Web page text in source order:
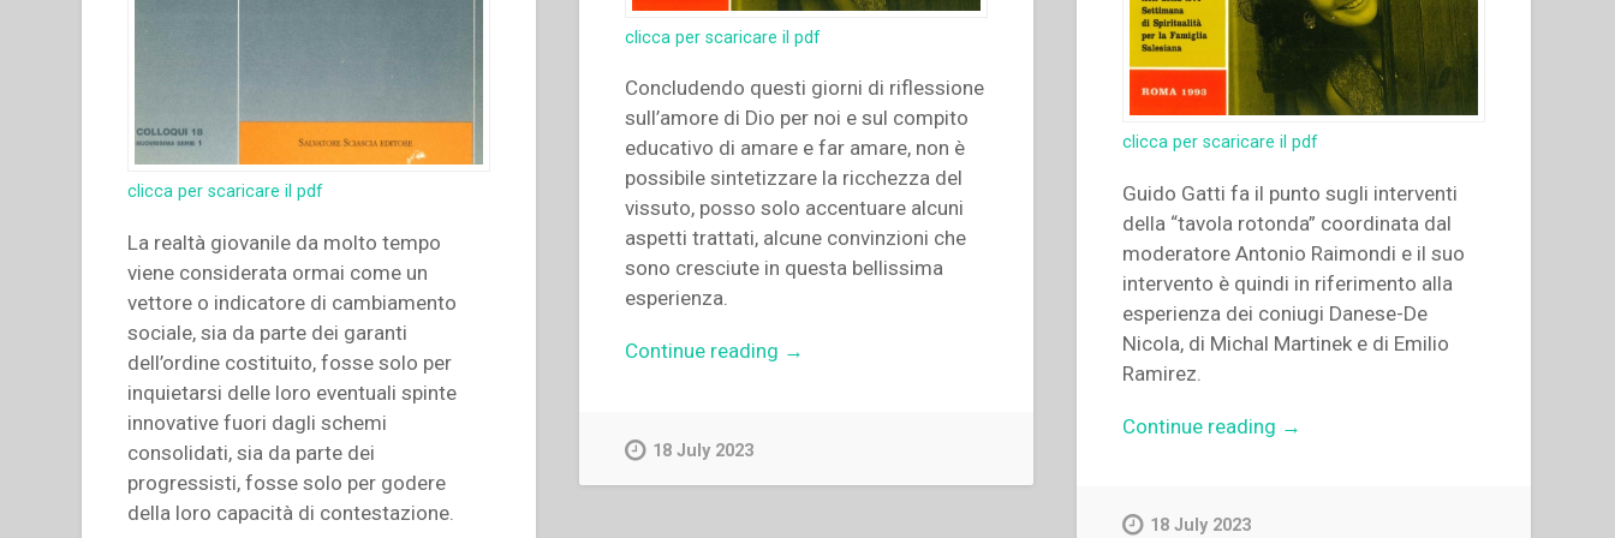
clicca per scaricare il pdf
Concludendo questi giorni di riflessione
sull’amore di Dio per noi e sul compito
educativo di amare e far amare, non è
possibile sintetizzare la ricchezza del
vissuto, posso solo accentuare alcuni
aspetti trattati, alcune convinzioni che
sono cresciute in questa bellissima
esperienza.
Continue reading “Luc
→
18 July 2023
clicca per scaricare il pdf
Guido Gatti fa il punto sugli interventi
della “tavola rotonda” coordinata dal
moderatore Antonio Raimondi e il suo
intervento è quindi in riferimento alla
esperienza dei coniugi Danese-De
Nicola, di Michal Martinek e di Emilio
Ramirez.
Continue reading “Guido
→
18 July 2023
clicca per scaricare il pdf
La realtà giovanile da molto tempo
viene considerata ormai come un
vettore o indicatore di cambiamento
sociale, sia da parte dei garanti
dell’ordine costituito, fosse solo per
inquietarsi delle loro eventuali spinte
innovative fuori dagli schemi
consolidati, sia da parte dei
progressisti, fosse solo per godere
della loro capacità di contestazione.